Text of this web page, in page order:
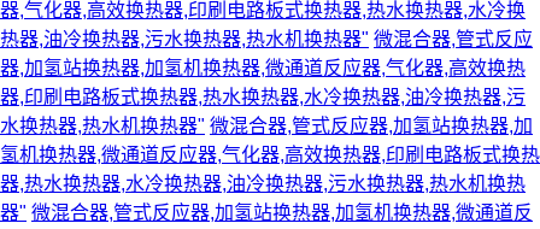
器,气化器,高效换热器,印刷电路板式换热器,热水换热器,水冷换
热器,油冷换热器,污水换热器,热水机换热器" 微混合器,管式反应
器,加氢站换热器,加氢机换热器,微通道反应器,气化器,高效换热
器,印刷电路板式换热器,热水换热器,水冷换热器,油冷换热器,污
水换热器,热水机换热器" 微混合器,管式反应器,加氢站换热器,加
氢机换热器,微通道反应器,气化器,高效换热器,印刷电路板式换热
器,热水换热器,水冷换热器,油冷换热器,污水换热器,热水机换热
器" 微混合器,管式反应器,加氢站换热器,加氢机换热器,微通道反